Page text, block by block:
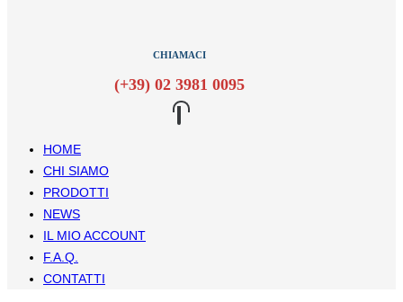
CHIAMACI
(+39) 02 3981 0095
HOME
CHI SIAMO
PRODOTTI
NEWS
IL MIO ACCOUNT
F.A.Q.
CONTATTI